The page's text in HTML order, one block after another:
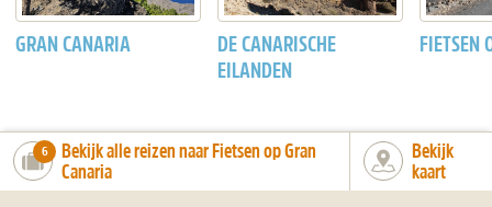
GRAN CANARIA
DE CANARISCHE
EILANDEN
FIETSEN
number_of_trips:
6
Bekijk alle reizen naar Fietsen op Gran
Canaria
Bekijk
kaart